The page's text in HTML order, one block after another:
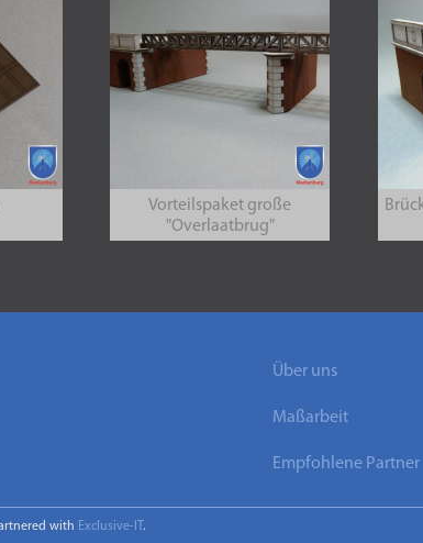
Vorteilspaket große
"Overlaatbrug"
Über uns
Maßarbeit
Empfohlene Partner
with Exclusive-IT .